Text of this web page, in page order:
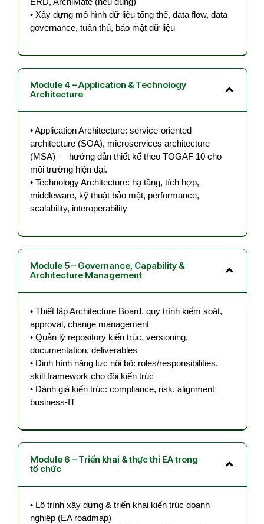
• Xây dựng mô hình dữ liệu tổng thể, data flow, data
governance, tuân thủ, bảo mật dữ liệu
Module 4 – Application & Technology
Architecture
• Application Architecture: service-oriented
architecture (SOA), microservices architecture
(MSA) — hướng dẫn thiết kế theo TOGAF 10 cho
môi trường hiện đại.
• Technology Architecture: hạ tầng, tích hợp,
middleware, kỹ thuật bảo mật, performance,
scalability, interoperability
Module 5 – Governance, Capability &
Architecture Management
• Thiết lập Architecture Board, quy trình kiểm soát,
approval, change management
• Quản lý repository kiến trúc, versioning,
documentation, deliverables
• Định hình năng lực nội bộ: roles/responsibilities,
skill framework cho đội kiến trúc
• Đánh giá kiến trúc: compliance, risk, alignment
business-IT
Module 6 – Triển khai & thực thi EA trong
tổ chức
• Lộ trình xây dựng & triển khai kiến trúc doanh
nghiệp (EA roadmap)